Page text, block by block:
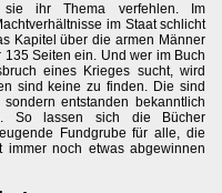
ihr Thema verfehlen. Im
im Staat schlicht
Kapitel über die armen Männer
Seiten ein. Und wer im Buch
eines Krieges sucht, wird
sind keine zu finden. Die sind
entstanden bekanntlich
So lassen sich die Bücher
Fundgrube für alle, die
immer noch etwas abgewinnen